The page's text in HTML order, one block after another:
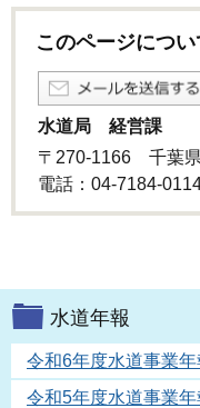
このページにつ
水道局 経営課
〒270-1166 千葉
電話：04-7184-
水道年報
令和6年度水道事業年
令和5年度水道事業年